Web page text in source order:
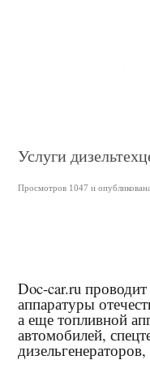
Услуги
Просмотров 1047 и
Doc-car.ru
аппаратуры
а еще топливной
автомобилей,